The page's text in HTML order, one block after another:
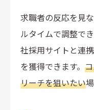
求職者の反応を見
ルタイムで調整で
社採用サイトと連
を獲得できます。
リーチを狙いたい